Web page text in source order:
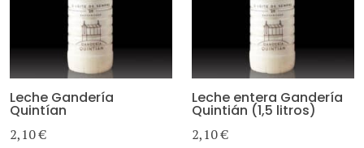
Leche Gandería
Quintían
2,10 €
Leche entera Gandería
Quintián (1,5 litros)
2,10 €